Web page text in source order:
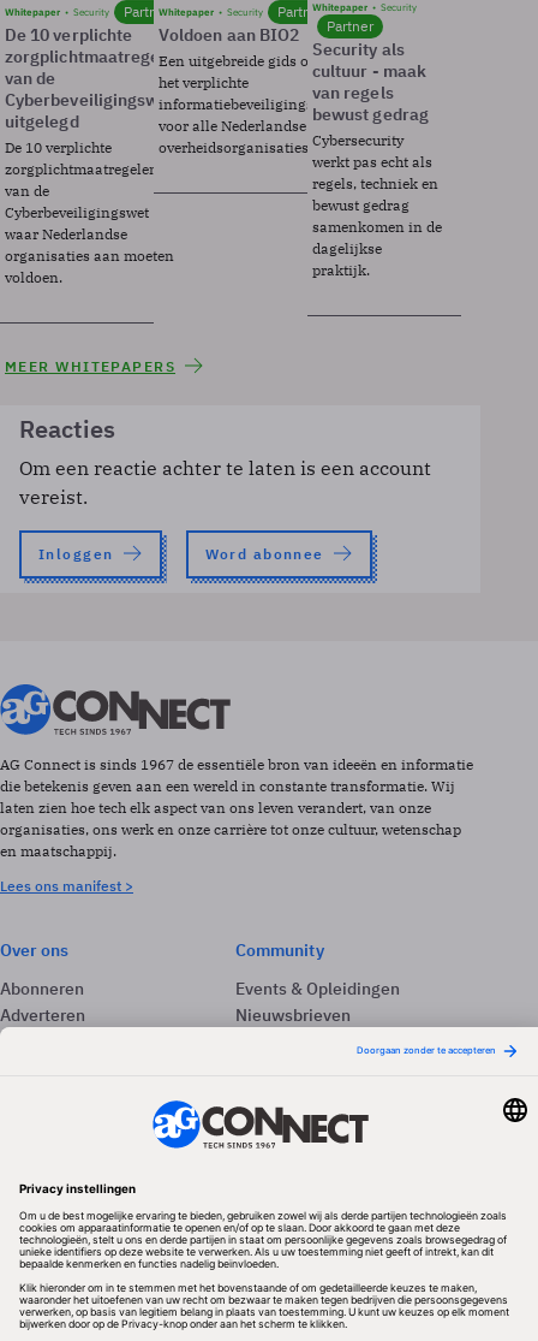
Whitepaper Security Partner
De 10 verplichte
zorgplichtmaatregelen
van de
Cyberbeveiligingswet
uitgelegd
De 10 verplichte
zorgplichtmaatregelen
van de
Cyberbeveiligingswet
waar Nederlandse
organisaties aan moeten
voldoen.
Whitepaper Security Partner
Voldoen aan BIO2
Een uitgebreide gids over BIO2,
het verplichte
informatiebeveiligingsframework
voor alle Nederlandse
overheidsorganisaties.
Whitepaper Security
Partner
Security als
cultuur - maak
van regels
bewust gedrag
Cybersecurity
werkt pas echt als
regels, techniek en
bewust gedrag
samenkomen in de
dagelijkse
praktijk.
MEER WHITEPAPERS
Reacties
Om een reactie achter te laten is een account
vereist.
Inloggen Word abonnee
AG Connect is sinds 1967 de essentiële bron van ideeën en informatie
die betekenis geven aan een wereld in constante transformatie. Wij
laten zien hoe tech elk aspect van ons leven verandert, van onze
organisaties, ons werk en onze carrière tot onze cultuur, wetenschap
en maatschappij.
Lees ons manifest >
Over ons
Abonneren
Adverteren
Community
Events & Opleidingen
Nieuwsbrieven
Redactionele partner